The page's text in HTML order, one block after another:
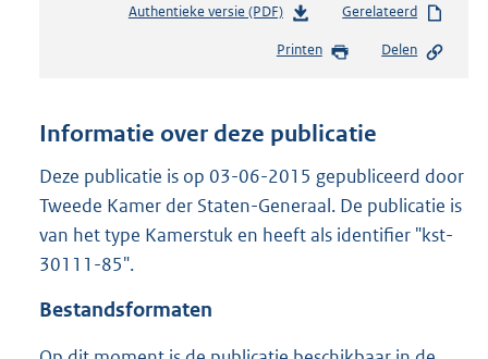
Authentieke versie (PDF)b
s
n
s
r
o
:
Gerelateerd
Printen Delen
Informatie over deze publicatie
Deze publicatie is op 03-06-2015 gepubliceerd door
Tweede Kamer der Staten-Generaal. De publicatie is
van het type Kamerstuk en heeft als identifier "kst-
30111-85".
Bestandsformaten